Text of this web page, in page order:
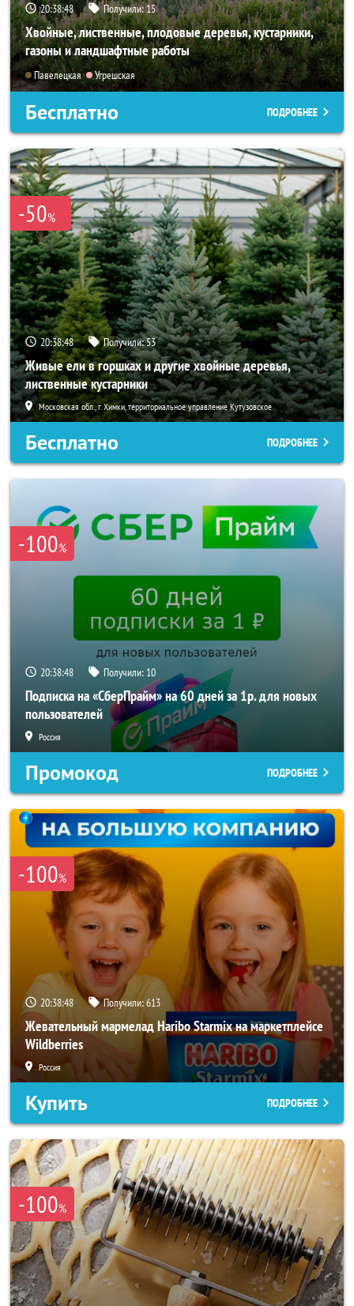
20:38:46 Получили:15
Хвойные, лиственные, плодовые деревья, кустарники,
газоны и ландшафтные работы
Павелецкая Угрешская
Бесплатно ПОДРОБНЕЕ
-50%
20:38:46 Получили:53
Живые ели в горшках и другие хвойные деревья,
лиственные кустарники
Московская обл., г. Химки, территориальное управление Кутузовское
Бесплатно ПОДРОБНЕЕ
-100%
20:38:46 Получили: 10
Подписка на «СберПрайм» на 60 дней за 1р. для новых
пользователей
Россия
Промокод ПОДРОБНЕЕ
-100%
20:38:46 Получили:613
Жевательный мармелад Haribo Starmix на маркетплейсе
Wildberries
Россия
Купить ПОДРОБНЕЕ
-100%